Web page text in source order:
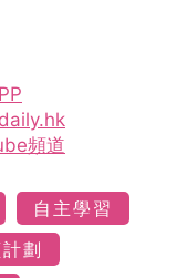
頻道
自主學習
劃